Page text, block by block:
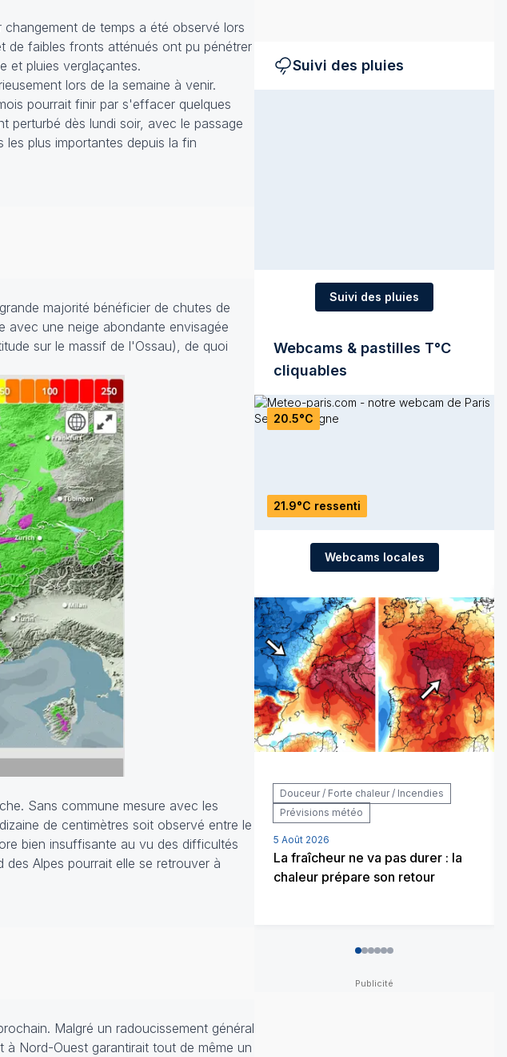
de temps a été observé lors
de faibles fronts atténués ont pu pénétrer
et pluies verglaçantes.
lors de la semaine à venir.
pourrait finir par s'effacer quelques
perturbé dès lundi soir, avec le passage
plus importantes depuis la fin
majorité bénéficier de chutes de
avec une neige abondante envisagée
sur le massif de l'Ossau), de quoi
Sans commune mesure avec les
de centimètres soit observé entre le
bien insuffisante au vu des difficultés
Alpes pourrait elle se retrouver à
Malgré un radoucissement général
Nord-Ouest garantirait tout de même un
Suivi des pluies
Suivi des pluies
Webcams & pastilles T°C
cliquables
20.5°C
21.9°C ressenti
Webcams locales
Douceur / Forte chaleur / Incendies
Prévisions météo
5 Août 2026
La fraîcheur ne va pas durer : la
chaleur prépare son retour
012345